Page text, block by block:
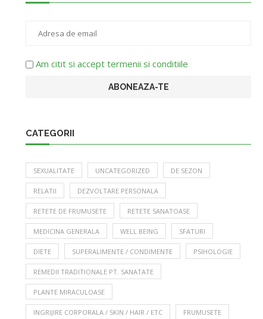
Am citit si accept termenii si conditiile
CATEGORII
SEXUALITATE UNCATEGORIZED DE SEZON
RELATII DEZVOLTARE PERSONALA
RETETE DE FRUMUSETE RETETE SANATOASE
MEDICINA GENERALA WELL BEING SFATURI
DIETE SUPERALIMENTE / CONDIMENTE PSIHOLOGIE
REMEDII TRADITIONALE PT. SANATATE
PLANTE MIRACULOASE
INGRIJIRE CORPORALA / SKIN / HAIR / ETC FRUMUSETE